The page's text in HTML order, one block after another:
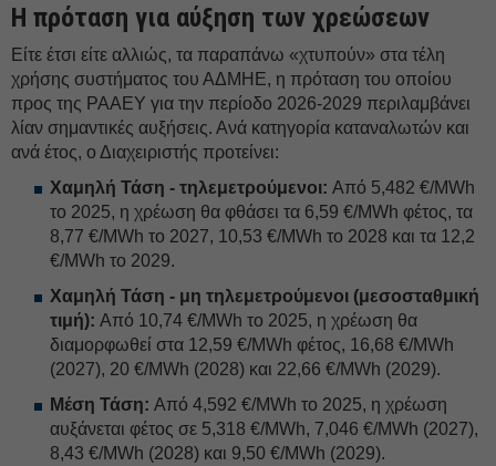
Η πρόταση για αύξηση των χρεώσεων
Είτε έτσι είτε αλλιώς, τα παραπάνω «χτυπούν» στα τέλη
χρήσης συστήματος του ΑΔΜΗΕ, η πρόταση του οποίου
προς της ΡΑΑΕΥ για την περίοδο 2026-2029 περιλαμβάνει
λίαν σημαντικές αυξήσεις. Ανά κατηγορία καταναλωτών και
ανά έτος, ο Διαχειριστής προτείνει:
Χαμηλή Τάση - τηλεμετρούμενοι: Από 5,482 €/MWh
το 2025, η χρέωση θα φθάσει τα 6,59 €/MWh φέτος, τα
8,77 €/MWh το 2027, 10,53 €/MWh το 2028 και τα 12,2
€/MWh το 2029.
Χαμηλή Τάση - μη τηλεμετρούμενοι (μεσοσταθμική
τιμή): Από 10,74 €/MWh το 2025, η χρέωση θα
διαμορφωθεί στα 12,59 €/MWh φέτος, 16,68 €/MWh
(2027), 20 €/MWh (2028) και 22,66 €/MWh (2029).
Μέση Τάση: Από 4,592 €/MWh το 2025, η χρέωση
αυξάνεται φέτος σε 5,318 €/MWh, 7,046 €/MWh (2027),
8,43 €/MWh (2028) και 9,50 €/MWh (2029).